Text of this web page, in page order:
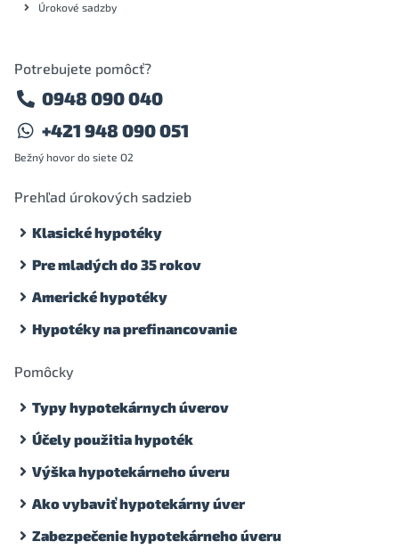
Úrokové sadzby
Potrebujete pomôcť?
0948 090 040
+421 948 090 051
Bežný hovor do siete O2
Prehľad úrokových sadzieb
Klasické hypotéky
Pre mladých do 35 rokov
Americké hypotéky
Hypotéky na prefinancovanie
Pomôcky
Typy hypotekárnych úverov
Účely použitia hypoték
Výška hypotekárneho úveru
Ako vybaviť hypotekárny úver
Zabezpečenie hypotekárneho úveru